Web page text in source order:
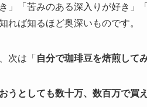
」「苦みのある深入りが好き」
れば知るほど奥深いものです。
次は「 自分で珈琲豆を焙煎して
うとしても数十万、数百万で買